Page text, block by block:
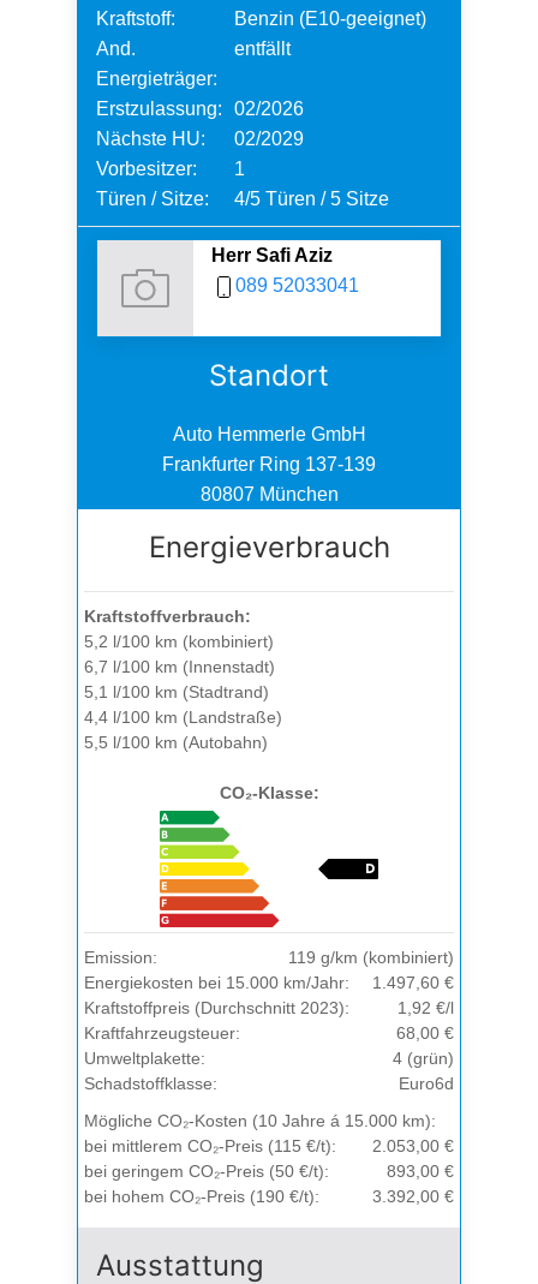
Kraftstoff:
Benzin (E10-geeignet)
And.
Energieträger:
entfällt
Erstzulassung:
02/2026
Nächste HU:
02/2029
Vorbesitzer:
1
Türen / Sitze:
4/5 Türen / 5 Sitze
Herr Safi Aziz
089 52033041
Standort
Auto Hemmerle GmbH
Frankfurter Ring 137-139
80807 München
Energieverbrauch
Kraftstoffverbrauch:
5,2 l/100 km (kombiniert)
6,7 l/100 km (Innenstadt)
5,1 l/100 km (Stadtrand)
4,4 l/100 km (Landstraße)
5,5 l/100 km (Autobahn)
CO₂-Klasse:
Emission:
119 g/km (kombiniert)
Energiekosten bei 15.000 km/Jahr:
1.497,60 €
Kraftstoffpreis (Durchschnitt 2023):
1,92 €/l
Kraftfahrzeugsteuer:
68,00 €
Umweltplakette:
4 (grün)
Schadstoffklasse:
Euro6d
Mögliche CO₂-Kosten (10 Jahre á 15.000 km):
bei mittlerem CO₂-Preis (115 €/t):
2.053,00 €
bei geringem CO₂-Preis (50 €/t):
893,00 €
bei hohem CO₂-Preis (190 €/t):
3.392,00 €
Ausstattung